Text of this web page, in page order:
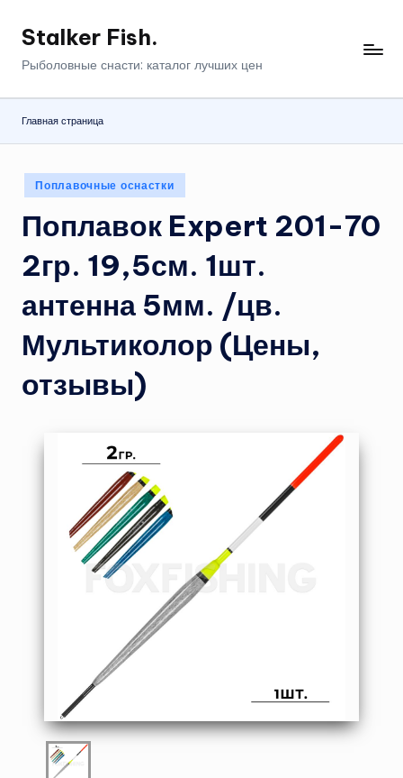
Перейти
Stalker Fish.
Рыболовные снасти: каталог лучших цен
Главная страница
Опубликовано
в
Поплавочные оснастки
Поплавок Expert 201-70
2гр. 19,5см. 1шт.
антенна 5мм. /цв.
Мультиколор (Цены,
отзывы)